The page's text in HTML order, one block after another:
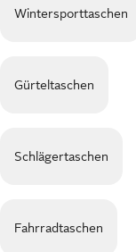
Wintersporttaschen
Gürteltaschen
Schlägertaschen
Fahrradtaschen